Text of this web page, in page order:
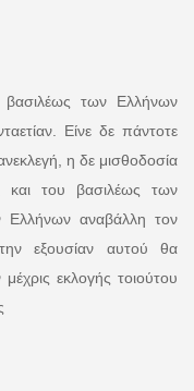
των Ελλήνων
Είνε δε πάντοτε
η δε μισθοδοσία
και του βασιλέως των
αναβάλλη τον
εξουσίαν αυτού θα
μέχρις εκλογής τοιούτου